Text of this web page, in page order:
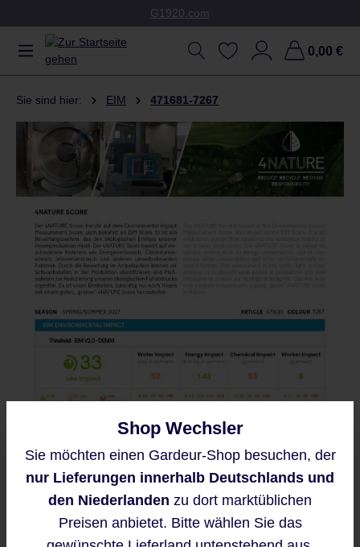
G1920.com
0,00 €
Sie sind hier: EIM 471681-7267
Shop Wechsler
Sie möchten einen Gardeur-Shop besuchen, der
nur Lieferungen innerhalb Deutschlands und
den Niederlanden zu dort marktüblichen
Preisen anbietet. Bitte wählen Sie das
Diese Website verwendet Cookies,
um eine bestmögliche Erfahrung
bieten zu können.